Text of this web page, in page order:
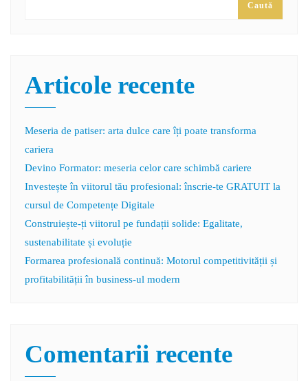
Caută
Articole recente
Meseria de patiser: arta dulce care îți poate transforma
cariera
Devino Formator: meseria celor care schimbă cariere
Investește în viitorul tău profesional: înscrie-te GRATUIT la
cursul de Competențe Digitale
Construiește-ți viitorul pe fundații solide: Egalitate,
sustenabilitate și evoluție
Formarea profesională continuă: Motorul competitivității și
profitabilității în business-ul modern
Comentarii recente